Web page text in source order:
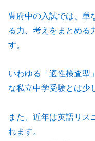
豊府中の入試では、単
る力、考えをまとめる
す。
いわゆる「適性検査型
な私立中学受験とは少
また、近年は英語リス
れます。